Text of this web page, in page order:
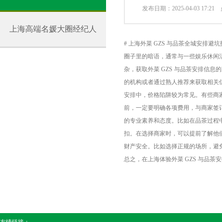
上海高端名媛大圈经纪人
发布日期：2025-04-03 17:21
# 上海外菜 GZS 与品茶全城安排避
圈子里的暗语，通常与一些娱乐休
杂，获取外菜 GZS 与品茶安排信息
的机构或者通过熟人推荐来获取相关
安排中，价格陷阱较为常见。有些商
前，一定要明确各项费用，与商家签
的专业素养和态度。比如在品茶过
扣。在选择商家时，可以提前了解他
财产安全。比如选择正规的场所，
总之，在上海体验外菜 GZS 与品茶